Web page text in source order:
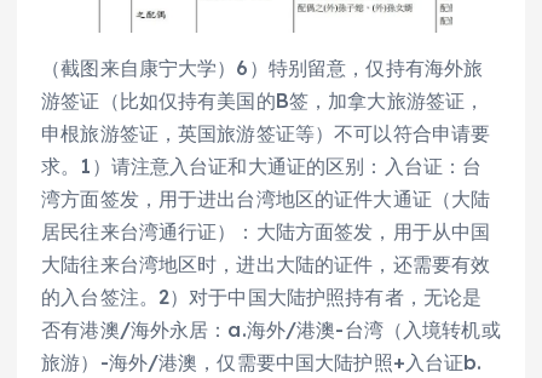
（截图来自康宁大学）6）特别留意，仅持有海外旅
游签证（比如仅持有美国的B签，加拿大旅游签证，
申根旅游签证，英国旅游签证等）不可以符合申请要
求。1）请注意入台证和大通证的区别：入台证：台
湾方面签发，用于进出台湾地区的证件大通证（大陆
居民往来台湾通行证）：大陆方面签发，用于从中国
大陆往来台湾地区时，进出大陆的证件，还需要有效
的入台签注。2）对于中国大陆护照持有者，无论是
否有港澳/海外永居：a.海外/港澳-台湾（入境转机或
旅游）-海外/港澳，仅需要中国大陆护照+入台证b.